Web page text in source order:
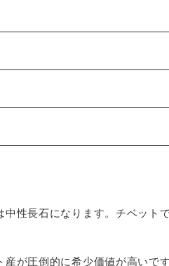
性長石になります。チベット
が圧倒的に希少価値が高いです